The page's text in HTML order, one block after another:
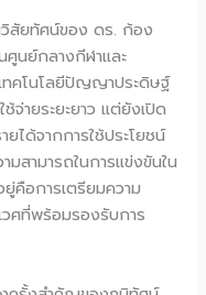
วิสัยทัศน์ของ ดร. ก้อง
ศูนย์กลางกีฬาและ
ทคโนโลยีปัญญาประดิษฐ์
จ่ายระยะยาว แต่ยังเปิด
ยได้จากการใช้ประโยชน์
สามารถในการแข่งขันใน
คือการเตรียมความ
ศที่พร้อมรองรับการ